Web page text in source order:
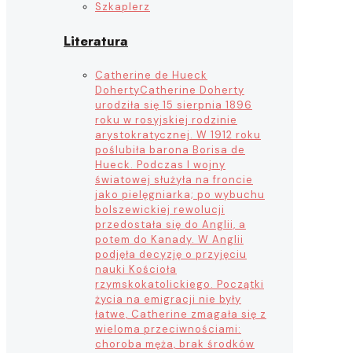
Szkaplerz
Literatura
Catherine de Hueck
DohertyCatherine Doherty
urodziła się 15 sierpnia 1896
roku w rosyjskiej rodzinie
arystokratycznej. W 1912 roku
poślubiła barona Borisa de
Hueck. Podczas I wojny
światowej służyła na froncie
jako pielęgniarka; po wybuchu
bolszewickiej rewolucji
przedostała się do Anglii, a
potem do Kanady. W Anglii
podjęła decyzję o przyjęciu
nauki Kościoła
rzymskokatolickiego. Początki
życia na emigracji nie były
łatwe, Catherine zmagała się z
wieloma przeciwnościami:
choroba męża, brak środków